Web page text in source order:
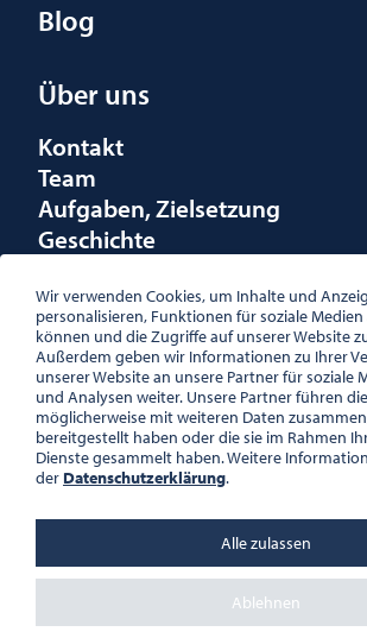
Blog
Über uns
Kontakt
Team
Aufgaben, Zielsetzung
Geschichte
Förderungen
Logo
ÖSTERREICHISCHE
GESELLSCHAFT FÜR LITERATUR
PALAIS WILCZEK, HERRENGASSE
ZVR-NR.: 508018443
16:00 UHR, FR 10:00 – 13:00 UHR
Wir verwenden Cookies, um Inhalte und
personalisieren, Funktionen für soziale
können und die Zugriffe auf unserer Website
Außerdem geben wir Informationen zu Ihrer
unserer Website an unsere Partner für soziale
und Analysen weiter. Unsere Partner führen
möglicherweise mit weiteren Daten
bereitgestellt haben oder die sie im Rahmen
Dienste gesammelt haben. Weitere
der Datenschutzerklärung.
Ablehnen
Alle zulassen